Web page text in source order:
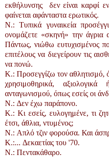
εκθήλυνσης ­ δεν είναι καρφί
φαίνεται αφάνταστα ερωτικός.
N.: Τυπικά γυναικεία
ονομάζετε «σκηνή» την
Πάντως, νιώθω ευτυχισμένος
επιτέλους να διεγείρουν τις
να πονώ.
K.: Προσεγγίζω τον αθλητισμό,
χρησιμοθηρικά,
ανταγωνισμού, όπως εσείς οι
N.: Δεν έχω παράπονο.
K.: Κι εσείς, ευλογημένε, τι
έτσι, άθλια, ντυμένος;
N.: Απλό τζιν φορούσα. Και
K.:... Δεκαετίας του '70.
N.: Πεντακάθαρο.